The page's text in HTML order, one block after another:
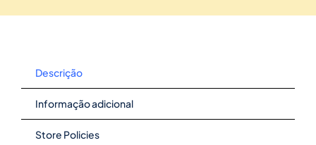
Descrição
Informação adicional
Store Policies